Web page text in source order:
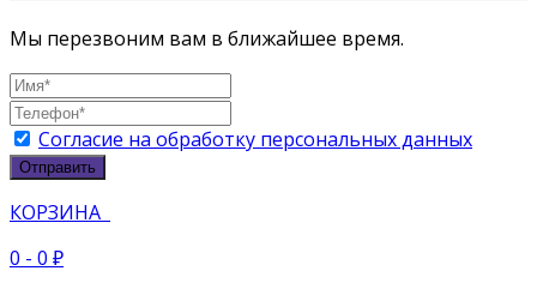
Мы перезвоним вам в ближайшее время.
Согласие на обработку персональных данных
Отправить
КОРЗИНА
0 - 0 ₽